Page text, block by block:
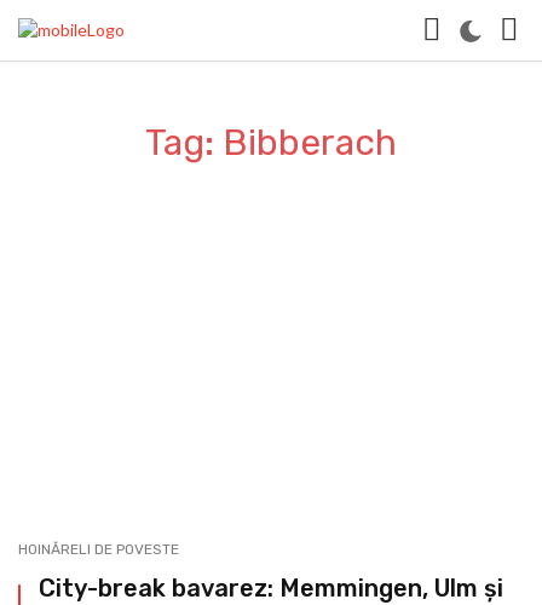
Tag: Bibberach
HOINĂRELI DE POVESTE
City-break bavarez: Memmingen, Ulm și